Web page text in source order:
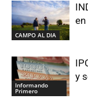
CAMPO AL DIA
Informando
Primero
y